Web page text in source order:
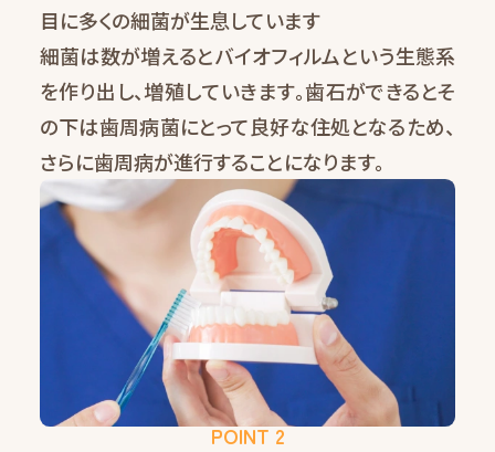
目に多くの細菌が生息しています
細菌は数が増えるとバイオフィルムという生態系
を作り出し、増殖していきます。歯石ができるとそ
の下は歯周病菌にとって良好な住処となるため、
さらに歯周病が進行することになります。
POINT 2